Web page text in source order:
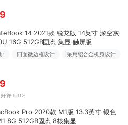
14 2021款 锐龙版 14英寸 深空灰
16G 512GB固态 集显 触屏版
四面微边框设计 采用铝合金机身设计
好评100%
Pro 2020款 M1版 13.3英寸 银色
8G 512GB固态 8核集显